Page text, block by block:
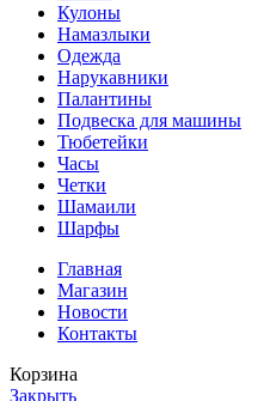
Кулоны
Намазлыки
Одежда
Нарукавники
Палантины
Подвеска для машины
Тюбетейки
Часы
Четки
Шамаили
Шарфы
Главная
Магазин
Новости
Контакты
Корзина
Закрыть